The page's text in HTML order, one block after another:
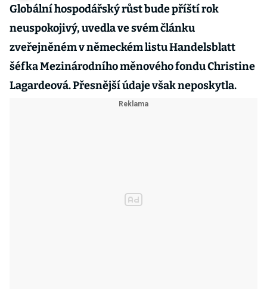
Globální hospodářský růst bude příští rok
neuspokojivý, uvedla ve svém článku
zveřejněném v německém listu Handelsblatt
šéfka Mezinárodního měnového fondu Christine
Lagardeová. Přesnější údaje však neposkytla.